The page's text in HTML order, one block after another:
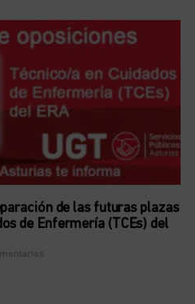
de las futuras plazas
de Enfermería (TCEs) del